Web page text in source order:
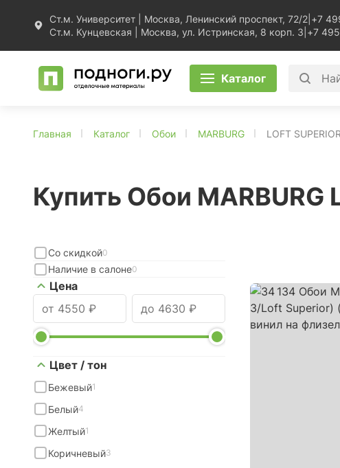
Ст.м. Университет | Москва, Ленинский проспект, 72/2 +7
Ст.м. Кунцевская | Москва, ул. Истринская, 8 корп. 3 +7
Каталог
Главная Каталог Обои MARBURG LOFT SUPERIOR
Купить Обои MARBURG
Со скидкой0
Наличие в салоне0
Цена
Цвет / тон
Бежевый1
Белый4
Желтый1
Коричневый3